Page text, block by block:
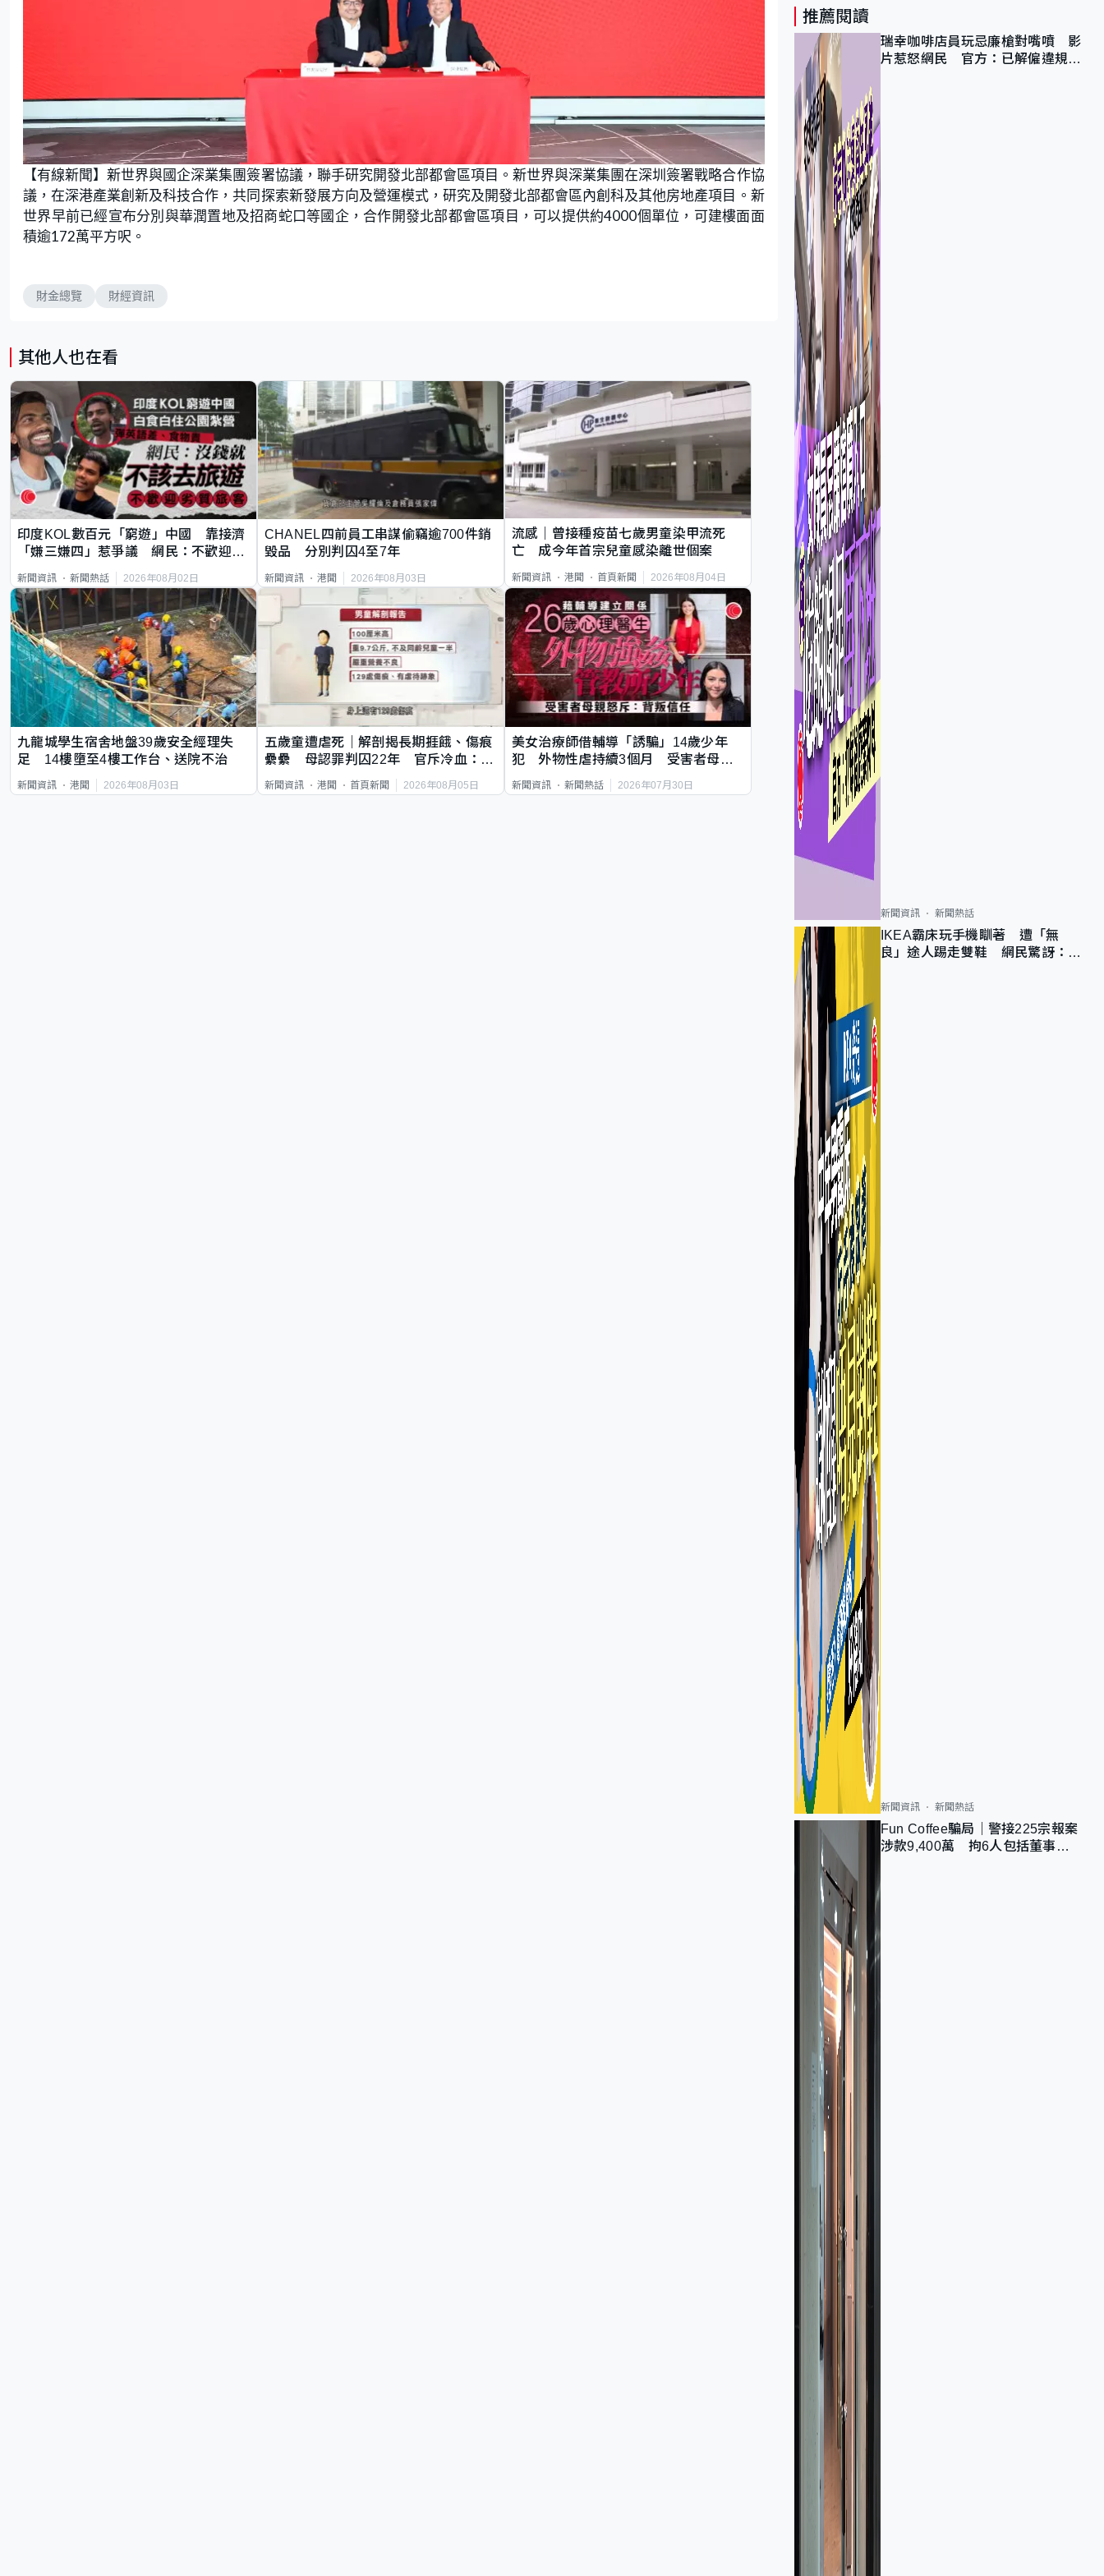
【有線新聞】新世界與國企深業集團簽署協議，聯手研究開發北部都會區項目。新世界與深業集團在深圳簽署戰略合作協
議，在深港產業創新及科技合作，共同探索新發展方向及營運模式，研究及開發北部都會區內創科及其他房地產項目。新
世界早前已經宣布分別與華潤置地及招商蛇口等國企，合作開發北部都會區項目，可以提供約4000個單位，可建樓面面
積逾172萬平方呎。
財金總覽 財經資訊
其他人也在看
印度KOL數百元「窮遊」中國 靠接濟
「嫌三嫌四」惹爭議 網民：不歡迎劣
質旅客
新聞資訊 新聞熱話 2026年08月02日
CHANEL四前員工串謀偷竊逾700件銷
毀品 分別判囚4至7年
新聞資訊 港聞 2026年08月03日
流感｜曾接種疫苗七歲男童染甲流死
亡 成今年首宗兒童感染離世個案
新聞資訊 港聞 首頁新聞 2026年08月04日
九龍城學生宿舍地盤39歲安全經理失
足 14樓墮至4樓工作台、送院不治
新聞資訊 港聞 2026年08月03日
五歲童遭虐死｜解剖揭長期捱餓、傷痕
纍纍 母認罪判囚22年 官斥冷血：同
類案最惡劣
新聞資訊 港聞 首頁新聞 2026年08月05日
美女治療師借輔導「誘騙」14歲少年
犯 外物性虐持續3個月 受害者母：
要保護其他人
新聞資訊 新聞熱話 2026年07月30日
推薦閱讀
瑞幸咖啡店員玩忌廉槍對嘴噴 影
片惹怒網民 官方：已解僱違規員
新聞資訊 新聞熱話
IKEA霸床玩手機瞓著 遭「無
良」途人踢走雙鞋 網民驚訝：冇
新聞資訊 新聞熱話
Fun Coffee騙局｜警接225宗報案
涉款9,400萬 拘6人包括董事股